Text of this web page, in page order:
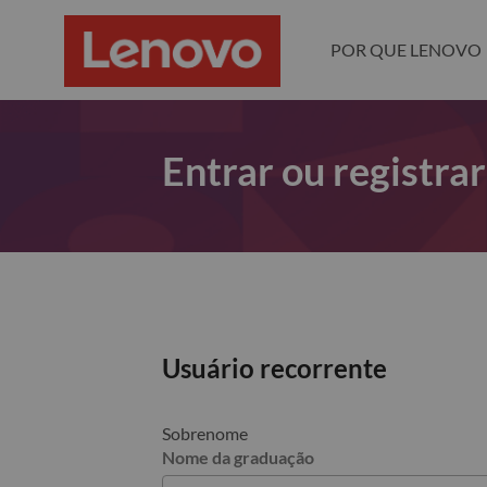
POR QUE LENOVO
Entrar ou
Usuário recorrente
Sobrenome
Nome da graduação